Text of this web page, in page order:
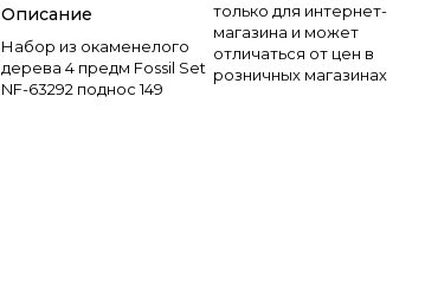
Описание
Набор из окаменелого
дерева 4 предм Fossil Set
NF-63292 поднос 149
только для интернет-
магазина и может
отличаться от цен в
розничных магазинах